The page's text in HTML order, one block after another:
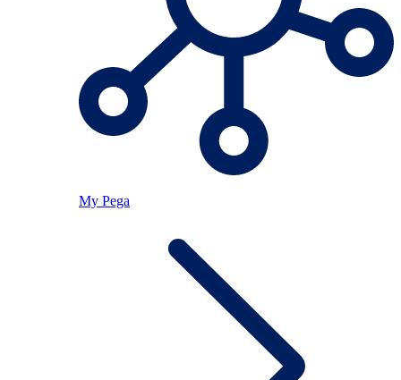
My Pega